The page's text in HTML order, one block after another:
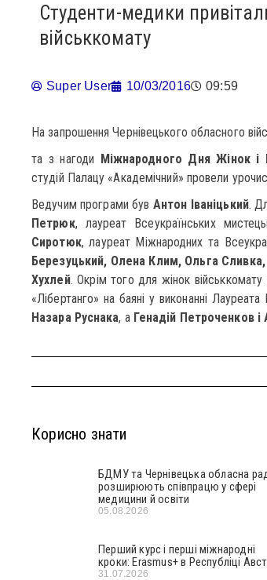
Студенти-медики
військкомату
Super User 10/03/2016 09:59
На запрошення Чернівецького обласного
та з нагоди Міжнародного Дня Жінок і
студій Палацу «Академічний» провели
Ведучим програми був Антон Іваніцький.
Петрюк, лауреат Всеукраїнських
Сиротюк, лауреат Міжнародних та
Березуцький, Олена Клим, Ольга Сливка,
Хухлей. Окрім того для жінок
«Лібертанго» на баяні у виконанні
Назара Руснака, а Генадій Петроченков і
Корисно знати
БДМУ та Чернівецька обласна
розширюють співпрацю у сфері
медицини й освіти
05.08.2026
Перший курс і перші міжнародні
кроки: Erasmus+ в Республіці
31.07.2026